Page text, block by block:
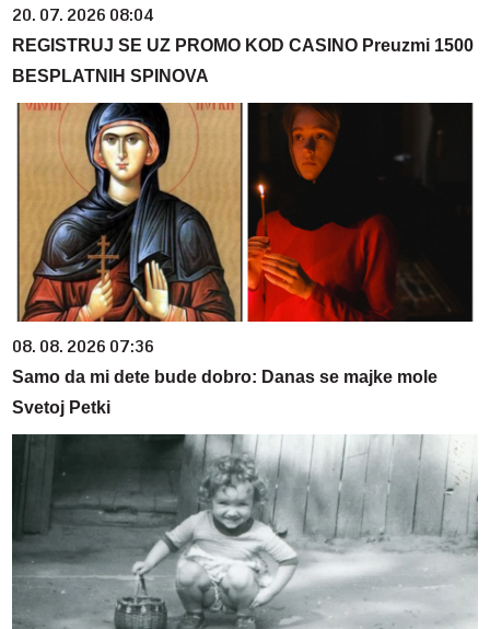
20. 07. 2026 08:04
REGISTRUJ SE UZ PROMO KOD CASINO Preuzmi 1500
BESPLATNIH SPINOVA
08. 08. 2026 07:36
Samo da mi dete bude dobro: Danas se majke mole
Svetoj Petki